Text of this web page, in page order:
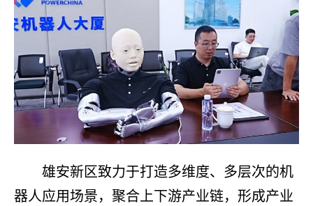
雄安新区致力于打造多维度、多层次的机
器人应用场景，聚合上下游产业链，形成产业